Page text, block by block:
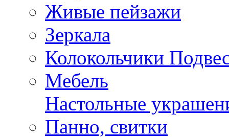
Живые пейзажи
Зеркала
Колокольчики
Мебель
Настольные
Панно, свитки